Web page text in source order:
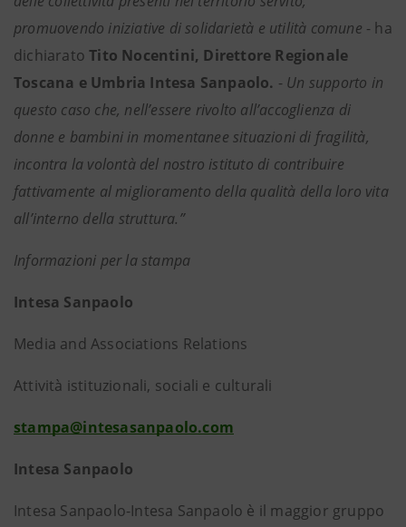
promuovendo iniziative di solidarietà e utilità comune - ha
dichiaratoTito Nocentini, Direttore Regionale
Toscana e Umbria Intesa Sanpaolo. - Un supporto in
questo caso che, nell’essere rivolto all’accoglienza di
donne e bambini in momentanee situazioni di fragilità,
incontra la volontà del nostro istituto di contribuire
fattivamente al miglioramento della qualità della loro vita
all’interno della struttura.”
Informazioni per la stampa
Intesa Sanpaolo
Media and Associations Relations
Attività istituzionali, sociali e culturali
stampa@intesasanpaolo.com
Intesa Sanpaolo
Intesa Sanpaolo-Intesa Sanpaolo è il maggior gruppo